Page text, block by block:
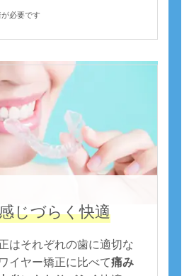
必要です
じづらく快適
はそれぞれの歯に適切な
イヤー矯正に比べて痛み